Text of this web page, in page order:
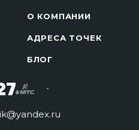
О КОМПАНИИ
АДРЕСА ТОЧЕК
БЛОГ